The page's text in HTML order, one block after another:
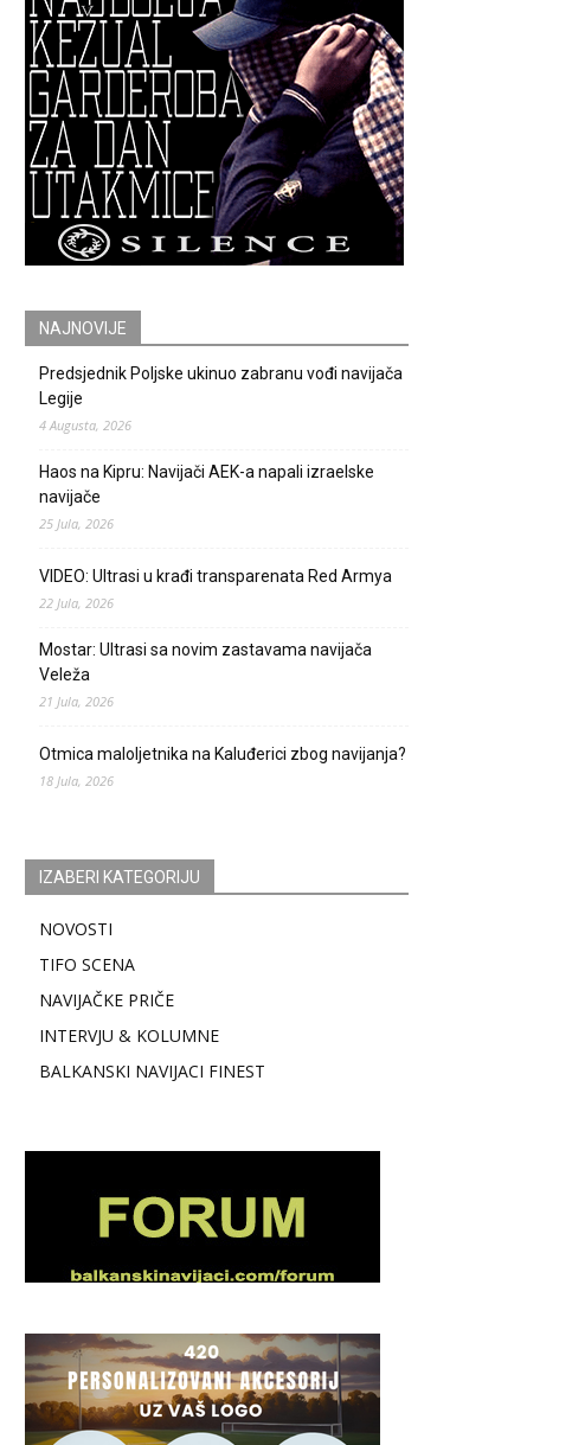
NAJNOVIJE
Predsjednik Poljske ukinuo zabranu vođi navijača
Legije
4 Augusta, 2026
Haos na Kipru: Navijači AEK-a napali izraelske
navijače
25 Jula, 2026
VIDEO: Ultrasi u krađi transparenata Red Armya
22 Jula, 2026
Mostar: Ultrasi sa novim zastavama navijača
Veleža
21 Jula, 2026
Otmica maloljetnika na Kaluđerici zbog navijanja?
18 Jula, 2026
IZABERI KATEGORIJU
NOVOSTI
TIFO SCENA
NAVIJAČKE PRIČE
INTERVJU & KOLUMNE
BALKANSKI NAVIJACI FINEST